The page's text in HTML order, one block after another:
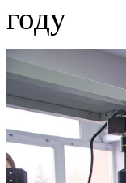
году